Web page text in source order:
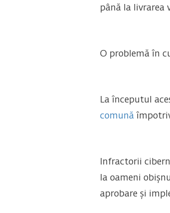
până la livrarea
O problemă în
La începutul
comună
Infractorii
la oameni
aprobare și